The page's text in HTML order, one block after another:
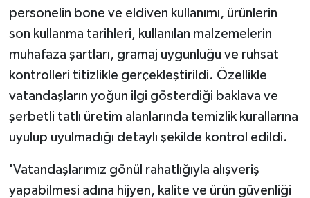
personelin bone ve eldiven kullanımı, ürünlerin
son kullanma tarihleri, kullanılan malzemelerin
muhafaza şartları, gramaj uygunluğu ve ruhsat
kontrolleri titizlikle gerçekleştirildi. Özellikle
vatandaşların yoğun ilgi gösterdiği baklava ve
şerbetli tatlı üretim alanlarında temizlik kurallarına
uyulup uyulmadığı detaylı şekilde kontrol edildi.
'Vatandaşlarımız gönül rahatlığıyla alışveriş
yapabilmesi adına hijyen, kalite ve ürün güvenliği